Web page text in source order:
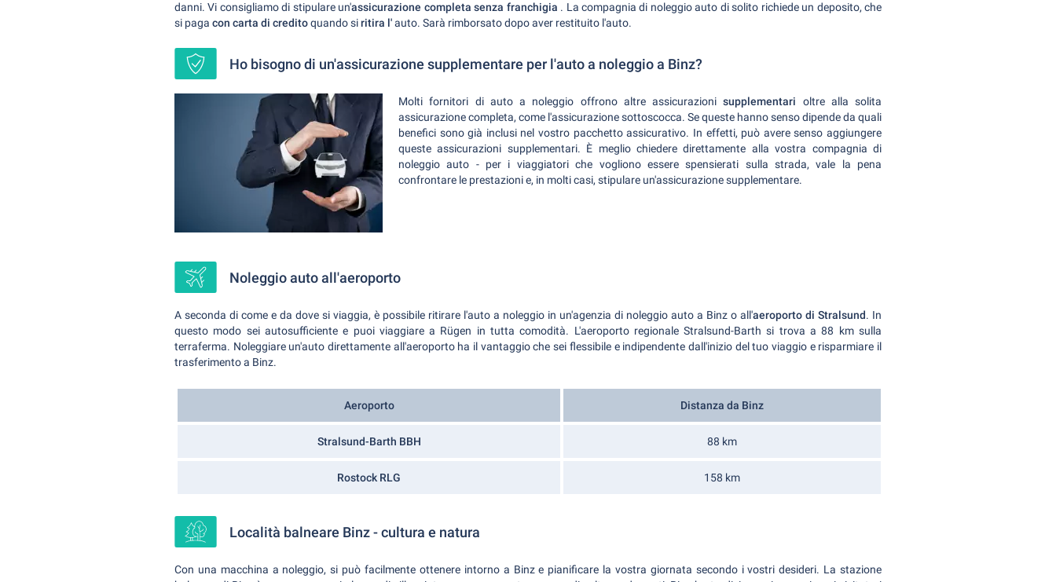
danni. Vi consigliamo di stipulare un'assicurazione completa senza franchigia . La compagnia di noleggio auto di solito richiede un deposito, che
si paga con carta di creditoquando siritira l'auto. Sarà rimborsato dopo aver restituito l'auto.
Ho bisogno di un'assicurazione supplementare per l'auto a noleggio a Binz?
Molti fornitori di auto a noleggio offrono altre assicurazionisupplementari oltre alla solita
assicurazione completa, come l'assicurazione sottoscocca. Se queste hanno senso dipende da quali
benefici sono già inclusi nel vostro pacchetto assicurativo. In effetti, può avere senso aggiungere
queste assicurazioni supplementari. È meglio chiedere direttamente alla vostra compagnia di
noleggio auto - per i viaggiatori che vogliono essere spensierati sulla strada, vale la pena
confrontare le prestazioni e, in molti casi, stipulare un'assicurazione supplementare.
Noleggio auto all'aeroporto
A seconda di come e da dove si viaggia, è possibile ritirare l'auto a noleggio in un'agenzia di noleggio auto a Binz o all'aeroporto di Stralsund. In
questo modo sei autosufficiente e puoi viaggiare a Rügen in tutta comodità. L'aeroporto regionale Stralsund-Barth si trova a 88 km sulla
terraferma. Noleggiare un'auto direttamente all'aeroporto ha il vantaggio che sei flessibile e indipendente dall'inizio del tuo viaggio e risparmiare il
trasferimento a Binz.
Aeroporto Distanza da Binz
Stralsund-Barth BBH 88 km
Rostock RLG 158 km
Località balneare Binz - cultura e natura
Con una macchina a noleggio, si può facilmente ottenere intorno a Binz e pianificare la vostra giornata secondo i vostri desideri. La stazione